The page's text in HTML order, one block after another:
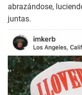
abrazándose,
juntas.